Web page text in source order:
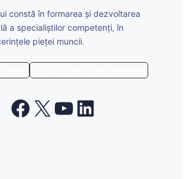
constă în formarea și dezvoltarea
a specialiștilor competenți, în
pieței muncii.
Facebook X YouTube LinkedIn